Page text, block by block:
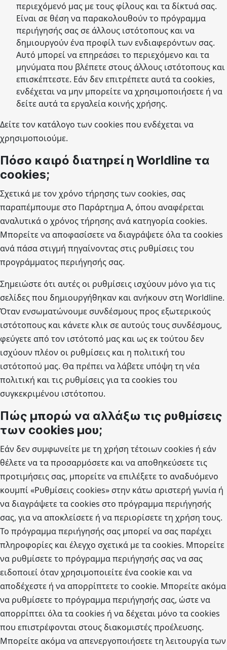
περιεχόμενό μας με τους φίλους και τα δίκτυά σας.
Είναι σε θέση να παρακολουθούν το πρόγραμμα
περιήγησής σας σε άλλους ιστότοπους και να
δημιουργούν ένα προφίλ των ενδιαφερόντων σας.
Αυτό μπορεί να επηρεάσει το περιεχόμενο και τα
μηνύματα που βλέπετε στους άλλους ιστότοπους και
επισκέπτεστε. Εάν δεν επιτρέπετε αυτά τα cookies,
ενδέχεται να μην μπορείτε να χρησιμοποιήσετε ή να
δείτε αυτά τα εργαλεία κοινής χρήσης.
Δείτετον κατάλογο των cookies που ενδέχεται να
χρησιμοποιούμε.
Πόσο καιρό διατηρεί η Worldline τα
cookies;
Σχετικά με τον χρόνο τήρησης των cookies, σας
παραπέμπουμε στο Παράρτημα Α, όπου αναφέρεται
αναλυτικά ο χρόνος τήρησης ανά κατηγορία cookies.
Μπορείτε να αποφασίσετε να διαγράψετε όλα τα cookies
ανά πάσα στιγμή πηγαίνοντας στις ρυθμίσεις του
προγράμματος περιήγησής σας.
Σημειώστε ότι αυτές οι ρυθμίσεις ισχύουν μόνο για τις
σελίδες που δημιουργήθηκαν και ανήκουν στη Worldline.
Όταν ενσωματώνουμε συνδέσμους προς εξωτερικούς
ιστότοπους και κάνετε κλικ σε αυτούς τους συνδέσμους,
φεύγετε από τον ιστότοπό μας και ως εκ τούτου δεν
ισχύουν πλέον οι ρυθμίσεις και η πολιτική του
ιστότοπού μας. Θα πρέπει να λάβετε υπόψη τη νέα
πολιτική και τις ρυθμίσεις για τα cookies του
συγκεκριμένου ιστότοπου.
Πώς μπορώ να αλλάξω τις ρυθμίσεις
των cookies μου;
Εάν δεν συμφωνείτε με τη χρήση τέτοιων cookies ή εάν
θέλετε να τα προσαρμόσετε και να αποθηκεύσετε τις
προτιμήσεις σας, μπορείτε να επιλέξετε το αναδυόμενο
κουμπί «Ρυθμίσεις cookies» στην κάτω αριστερή γωνία ή
να διαγράψετε τα cookies στο πρόγραμμα περιήγησής
σας, για να αποκλείσετε ή να περιορίσετε τη χρήση τους.
Το πρόγραμμα περιήγησής σας μπορεί να σας παρέχει
πληροφορίες και έλεγχο σχετικά με τα cookies. Μπορείτε
να ρυθμίσετε το πρόγραμμα περιήγησής σας να σας
ειδοποιεί όταν χρησιμοποιείτε ένα cookie και να
αποδέχεστε ή να απορρίπτετε το cookie. Μπορείτε ακόμα
να ρυθμίσετε το πρόγραμμα περιήγησής σας, ώστε να
απορρίπτει όλα τα cookies ή να δέχεται μόνο τα cookies
που επιστρέφονται στους διακομιστές προέλευσης.
Μπορείτε ακόμα να απενεργοποιήσετε τη λειτουργία των